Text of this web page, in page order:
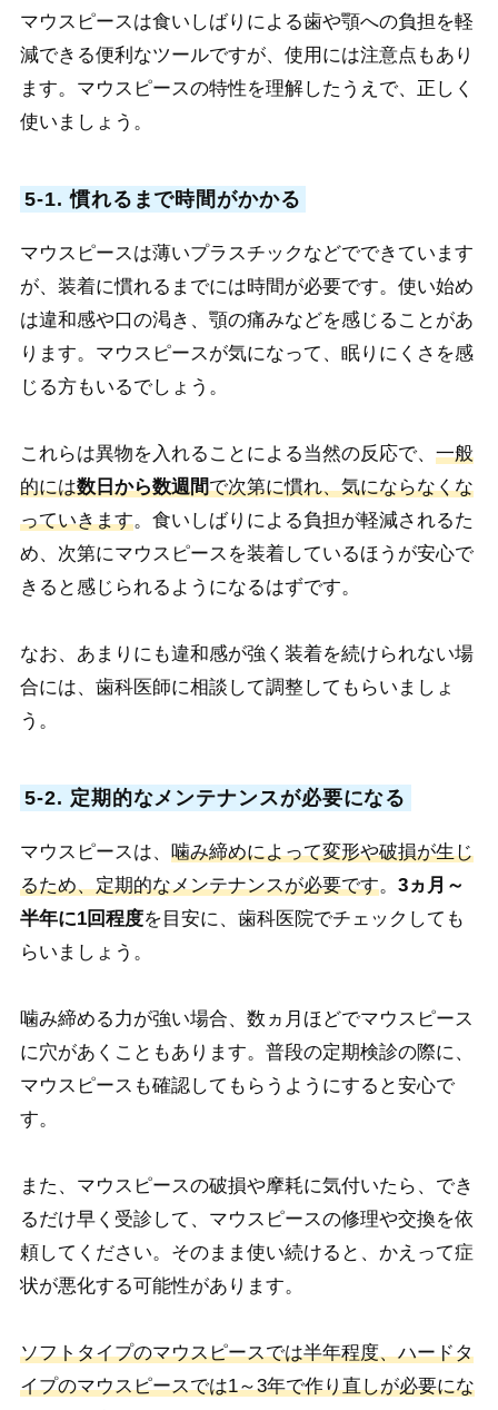
マウスピースは食いしばりによる歯や顎への負担を軽
減できる便利なツールですが、使用には注意点もあり
ます。マウスピースの特性を理解したうえで、正しく
使いましょう。
5-1. 慣れるまで時間がかかる
マウスピースは薄いプラスチックなどでできています
が、装着に慣れるまでには時間が必要です。使い始め
は違和感や口の渇き、顎の痛みなどを感じることがあ
ります。マウスピースが気になって、眠りにくさを感
じる方もいるでしょう。
これらは異物を入れることによる当然の反応で、 一般
的には数日から数週間で次第に慣れ、気にならなくな
っていきます。食いしばりによる負担が軽減されるた
め、次第にマウスピースを装着しているほうが安心で
きると感じられるようになるはずです。
なお、あまりにも違和感が強く装着を続けられない場
合には、歯科医師に相談して調整してもらいましょ
う。
5-2. 定期的なメンテナンスが必要になる
マウスピースは、 噛み締めによって変形や破損が生じ
るため、定期的なメンテナンスが必要です。 3ヵ月～
半年に1回程度を目安に、歯科医院でチェックしても
らいましょう。
噛み締める力が強い場合、数ヵ月ほどでマウスピース
に穴があくこともあります。普段の定期検診の際に、
マウスピースも確認してもらうようにすると安心で
す。
また、マウスピースの破損や摩耗に気付いたら、でき
るだけ早く受診して、マウスピースの修理や交換を依
頼してください。そのまま使い続けると、かえって症
状が悪化する可能性があります。
ソフトタイプのマウスピースでは半年程度、ハードタ
イプのマウスピースでは1～3年で作り直しが必要にな